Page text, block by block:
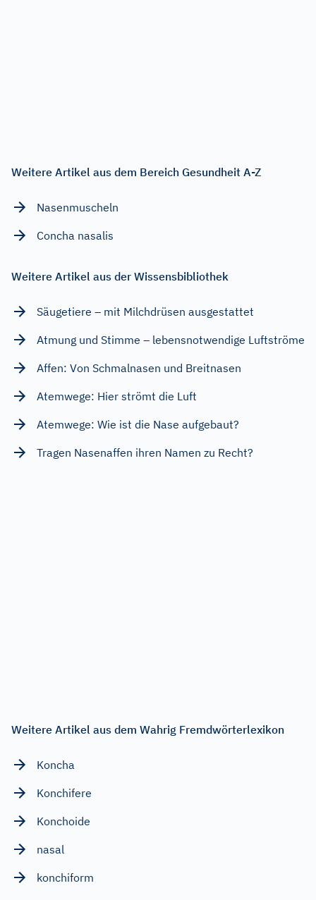
Weitere Artikel aus dem Bereich Gesundheit A-Z
Nasenmuscheln
Concha nasalis
Weitere Artikel aus der Wissensbibliothek
Säugetiere – mit Milchdrüsen ausgestattet
Atmung und Stimme – lebensnotwendige Luftströme
Affen: Von Schmalnasen und Breitnasen
Atemwege: Hier strömt die Luft
Atemwege: Wie ist die Nase aufgebaut?
Tragen Nasenaffen ihren Namen zu Recht?
Weitere Artikel aus dem Wahrig Fremdwörterlexikon
Koncha
Konchifere
Konchoide
nasal
konchiform